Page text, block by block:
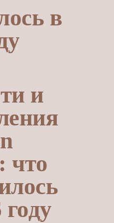
в
и
что